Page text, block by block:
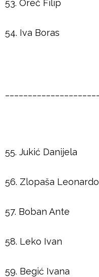
53. Oreč Filip
54. Iva Boras
55. Jukić Danijela
56. Zlopaša Leonardo
57. Boban Ante
58. Leko Ivan
59. Begić Ivana